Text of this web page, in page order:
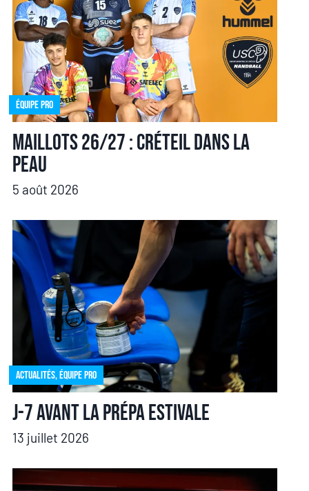
Équipe pro
Maillots 26/27 : Créteil dans la
peau
5 août 2026
Actualités,Équipe pro
J-7 avant la prépa estivale
13 juillet 2026